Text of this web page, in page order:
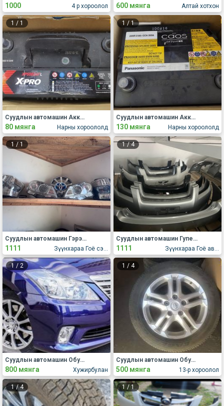
4 р хороолол
1000 Алтай хотхон
600 мянга
1 / 1
Нарны хороололд
Суудлын автомашин Аккумлятор, батерей
80 мянга
1 / 1
Нарны хороололд
Суудлын автомашин Аккумлятор, батерей
130 мянга
1 / 1
Суудлын автомашин Гэрэл, дохио, толь, ламп
1111
1/4
Суудлын автомашин Гупер, капот, хаалга, крылья
1111
1 / 2
Хужирбулан
Суудлын автомашин Обуд, дугуй
800 мянга
1 / 4
13-р хороолол
Суудлын автомашин Обуд, дугуй
500 мянга
1/4 1 /1